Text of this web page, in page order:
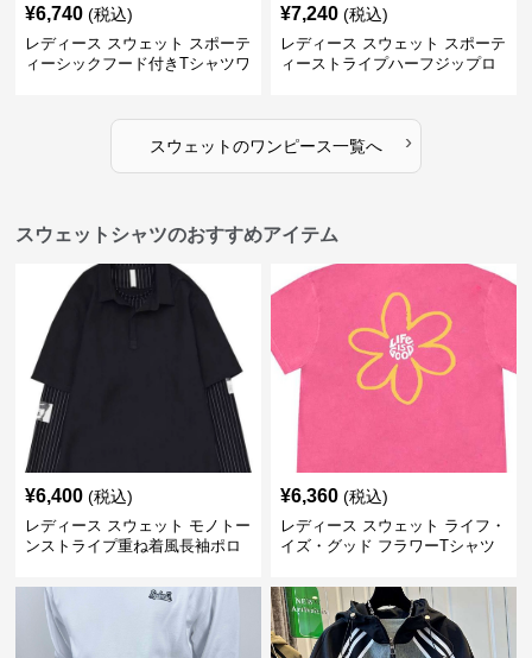
¥6,740 (税込)
レディース スウェット スポーテ
ィーシックフード付きTシャツワ
¥7,240 (税込)
レディース スウェット スポーテ
ィーストライプハーフジップロ
スウェットのワンピース一覧へ ›
スウェットシャツのおすすめアイテム
¥6,400 (税込)
レディース スウェット モノトー
ンストライプ重ね着風長袖ポロ
¥6,360 (税込)
レディース スウェット ライフ・
イズ・グッド フラワーTシャツ